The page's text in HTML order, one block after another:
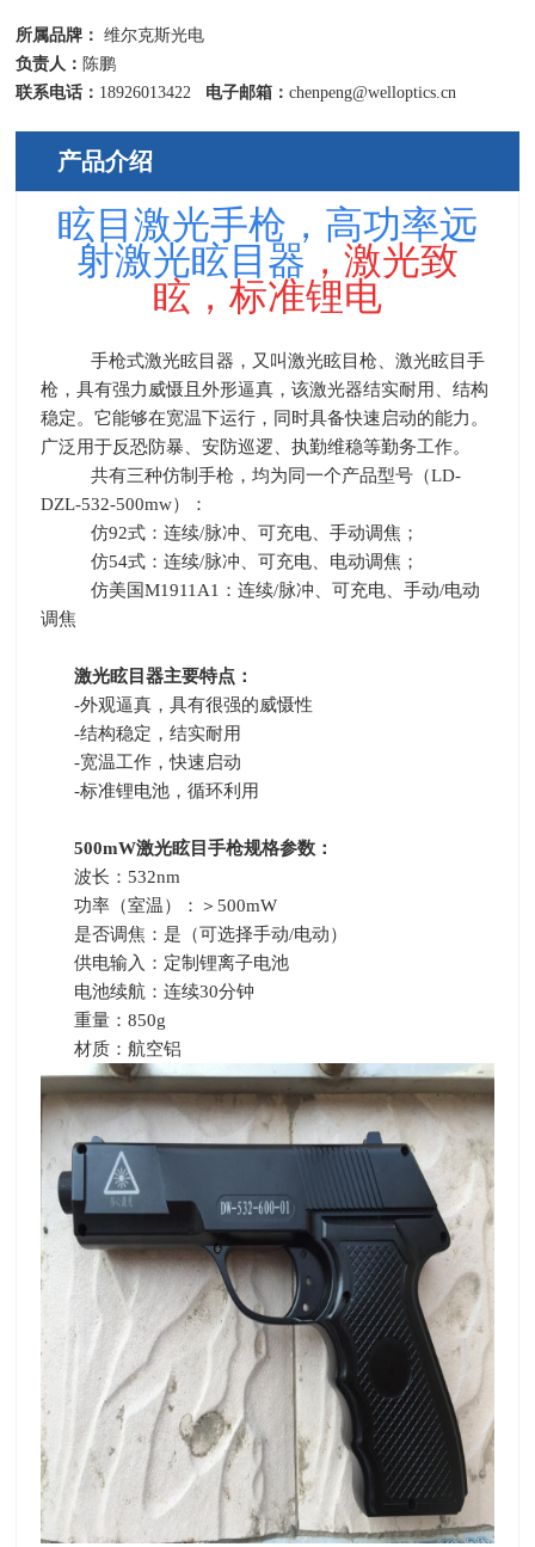
所属品牌： 维尔克斯光电
负责人： 陈鹏
联系电话： 18926013422 电子邮箱：chenpeng@welloptics.cn
产品介绍
眩目激光手枪，高功率远
射激光眩目器 ， 激光致
眩，标准锂电
手枪式激光眩目器，又叫激光眩目枪、激光眩目手
枪，具有强力威慑且外形逼真，该激光器结实耐用、结构
稳定。它能够在宽温下运行，同时具备快速启动的能力。
广泛用于反恐防暴、安防巡逻、执勤维稳等勤务工作。
共有三种仿制手枪，均为同一个产品型号（LD-
DZL-532-500mw）：
仿92式：连续/脉冲、可充电、手动调焦；
仿54式：连续/脉冲、可充电、电动调焦；
仿美国M1911A1 ：连续/脉冲、可充电、手动/电动
调焦
激光眩目器主要特点：
-外观逼真，具有很强的威慑性
-结构稳定，结实耐用
-宽温工作，快速启动
-标准锂电池，循环利用
500mW激光眩目手枪规格参数：
波长： 532nm
功率（室温）：＞ 500mW
是否调焦：是（可选择手动/电动）
供电输入：定制锂离子电池
电池续航：连续30分钟
重量：850g
材质：航空铝